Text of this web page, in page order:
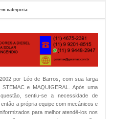
categoria
por Léo de Barros, com sua larga
e MAQUIGERAL. Após uma
sentiu-se a necessidade de
a própria equipe com mecânicos e
para melhor atendê-los nos